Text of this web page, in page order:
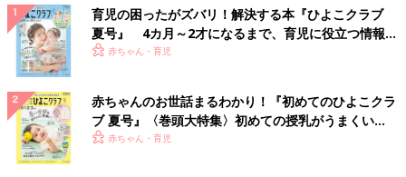
育児の困ったがズバリ！解決する本『ひよこクラブ
夏号』 4カ月～2才になるまで、育児に役立つ情報が
いっぱい！
赤ちゃん・育児
赤ちゃんのお世話まるわかり！『初めてのひよこクラ
ブ 夏号』〈巻頭大特集〉初めての授乳がうまくい
く！ おっぱい・ミルクの基本と夏のトラブル 解決テ
赤ちゃん・育児